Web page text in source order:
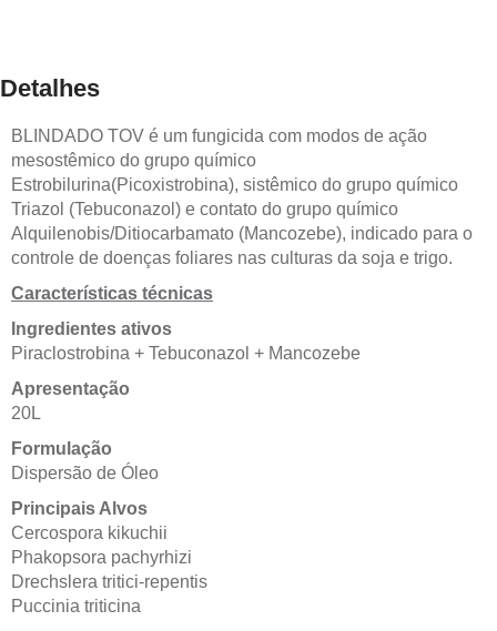
Detalhes
BLINDADO TOV é um fungicida com modos de ação
mesostêmico do grupo químico
Estrobilurina(Picoxistrobina), sistêmico do grupo químico
Triazol (Tebuconazol) e contato do grupo químico
Alquilenobis/Ditiocarbamato (Mancozebe), indicado para o
controle de doenças foliares nas culturas da soja e trigo.
Características técnicas
Ingredientes ativos
Piraclostrobina + Tebuconazol + Mancozebe
Apresentação
20L
Formulação
Dispersão de Óleo
Principais Alvos
Cercospora kikuchii
Phakopsora pachyrhizi
Drechslera tritici-repentis
Puccinia triticina